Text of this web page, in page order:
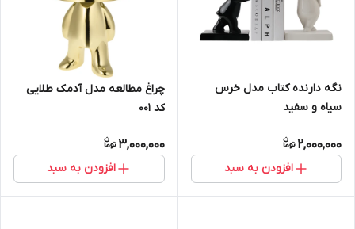
نگه دارنده کتاب مدل خرس
سیاه و سفید
2,000,000
افزودن به سبد
چراغ مطالعه مدل آدمک طلایی
کد ۰۰۱
3,000,000
افزودن به سبد